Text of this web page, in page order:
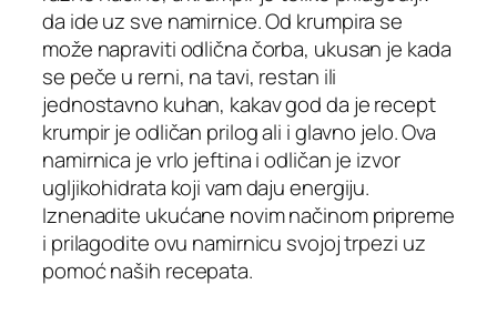
da ide uz sve namirnice. Od krumpira se
može napraviti odlična čorba, ukusan je kada
se peče u rerni, na tavi, restan ili
jednostavno kuhan, kakav god da je recept
krumpir je odličan prilog ali i glavno jelo. Ova
namirnica je vrlo jeftina i odličan je izvor
ugljikohidrata koji vam daju energiju.
Iznenadite ukućane novim načinom pripreme
i prilagodite ovu namirnicu svojoj trpezi uz
pomoć naših recepata.